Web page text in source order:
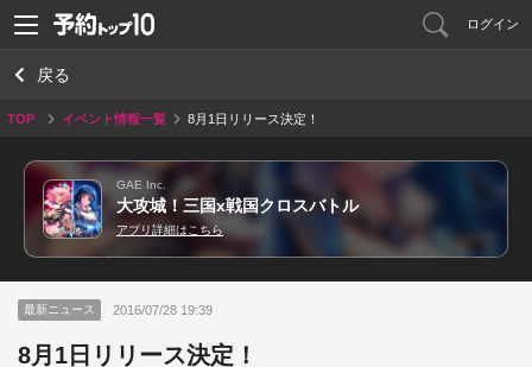
ログイン
戻る
TOP イベント情報一覧 8月1日リリース決定！
GAE Inc.
大攻城！三国x戦国クロスバトル
アプリ詳細はこちら
最新ニュース 2016/07/28 19:39
8月1日リリース決定！